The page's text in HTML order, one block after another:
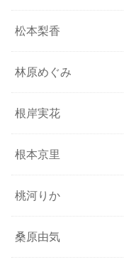
松本梨香
林原めぐみ
根岸実花
根本京里
桃河りか
桑原由気